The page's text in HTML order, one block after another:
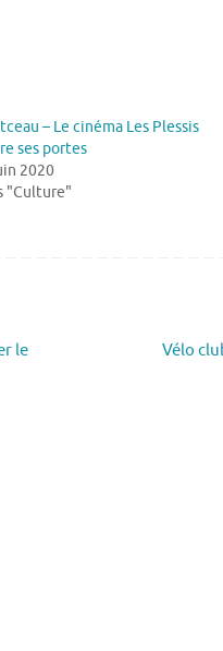
– Le cinéma Les Plessis
ses portes
2020
"Culture"
le
Vélo